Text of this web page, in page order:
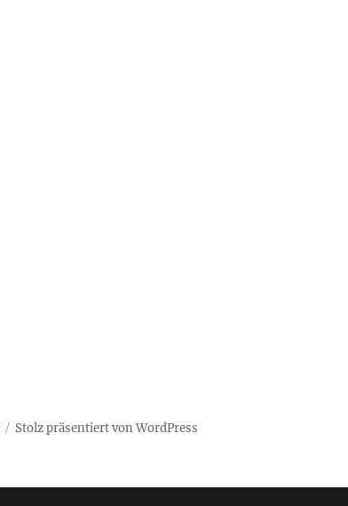
Stolz präsentiert von WordPress